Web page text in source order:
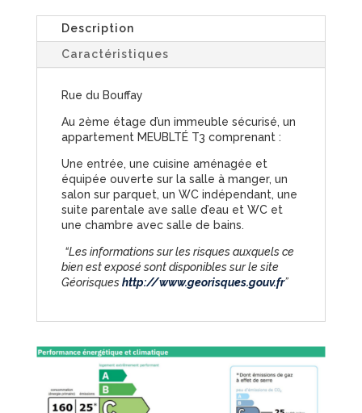
Description
Caractéristiques
Rue du Bouffay
Au 2ème étage d’un immeuble sécurisé, un
appartement MEUBLTÉ T3 comprenant :
Une entrée, une cuisine aménagée et
équipée ouverte sur la salle à manger, un
salon sur parquet, un WC indépendant, une
suite parentale ave salle d’eau et WC et
une chambre avec salle de bains.
“Les informations sur les risques auxquels ce
bien est exposé sont disponibles sur le site
Géorisques http://www.georisques.gouv.fr”